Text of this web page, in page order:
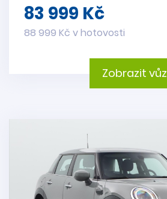
83 999 Kč
88 999 Kč v hotovosti
Zobrazit vůz